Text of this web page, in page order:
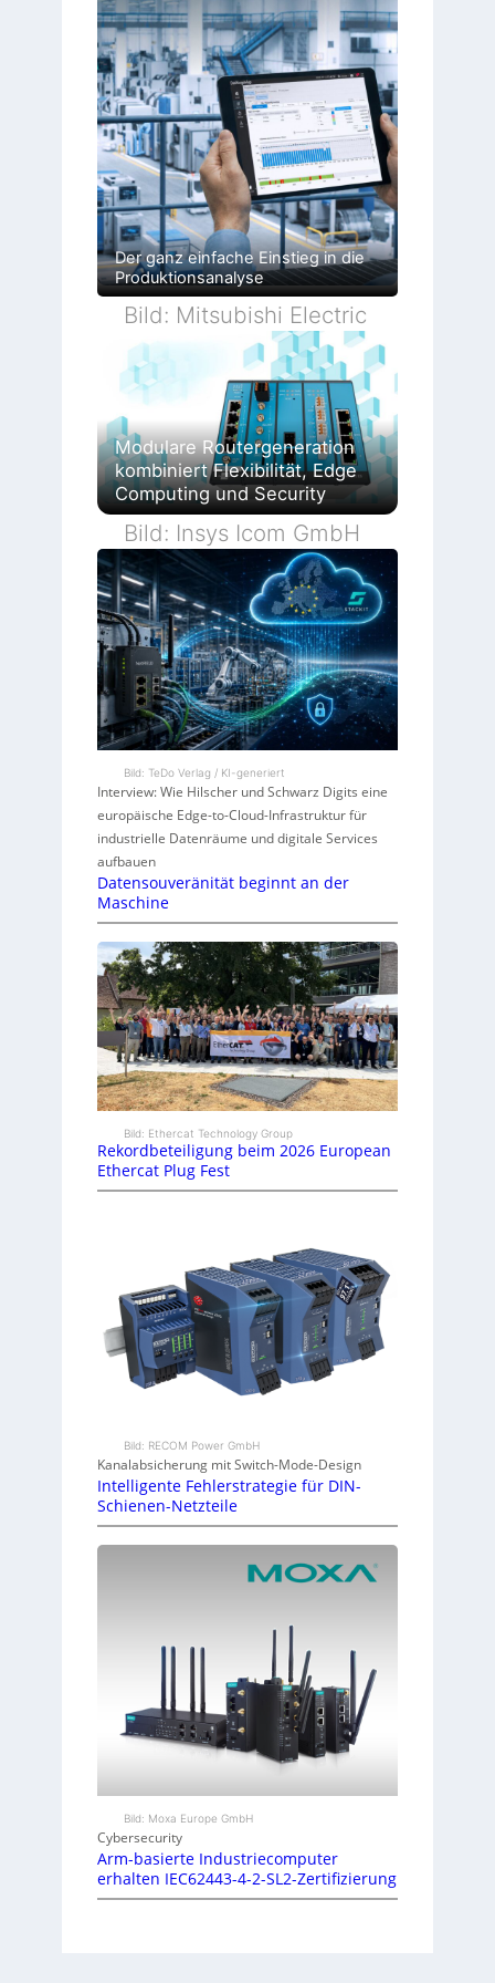
Der ganz einfache Einstieg in die
Produktionsanalyse
Bild: Mitsubishi Electric
Modulare Routergeneration
kombiniert Flexibilität, Edge
Computing und Security
Bild: Insys Icom GmbH
Bild: TeDo Verlag / KI-generiert
Interview: Wie Hilscher und Schwarz Digits eine
europäische Edge-to-Cloud-Infrastruktur für
industrielle Datenräume und digitale Services
aufbauen
Datensouveränität beginnt an der
Maschine
Bild: Ethercat Technology Group
Rekordbeteiligung beim 2026 European
Ethercat Plug Fest
Bild: RECOM Power GmbH
Kanalabsicherung mit Switch-Mode-Design
Intelligente Fehlerstrategie für DIN-
Schienen-Netzteile
Bild: Moxa Europe GmbH
Cybersecurity
Arm-basierte Industriecomputer
erhalten IEC62443-4-2-SL2-Zertifizierung